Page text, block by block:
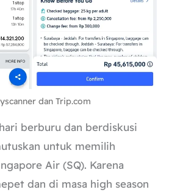
dan Trip.com
berburu dan berdiskusi
untuk memilih
Air (SQ). Karena
dan di masa high season